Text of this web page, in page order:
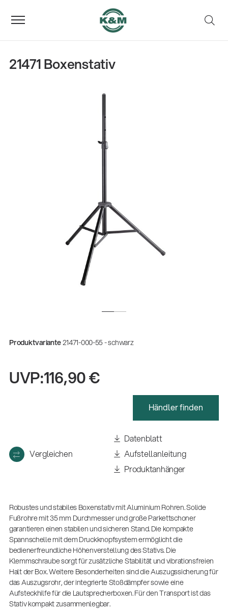
Mit dabei, wenn Fußballgeschichte
Fachkraft für Metalltechnik Ausbildung
(m/w/d)
Ausbildung | freie Ausbildungsstellen
21471 Boxenstativ
Produktvariante21471-000-55 - schwarz
UVP:116,90 €
Händler finden
Vergleichen
Datenblatt
Aufstellanleitung
Produktanhänger
Robustes und stabiles Boxenstativ mit Aluminium Rohren. Solide
Fußrohre mit 35 mm Durchmesser und große Parkettschoner
garantieren einen stabilen und sicheren Stand. Die kompakte
Spannschelle mit dem Druckknopfsystem ermöglicht die
bedienerfreundliche Höhenverstellung des Stativs. Die
Klemmschraube sorgt für zusätzliche Stabilität und vibrationsfreien
Halt der Box. Weitere Besonderheiten sind die Auszugssicherung für
das Auszugsrohr, der integrierte Stoßdämpfer sowie eine
Aufsteckhilfe für die Lautsprecherboxen. Für den Transport ist das
Stativ kompakt zusammenlegbar.